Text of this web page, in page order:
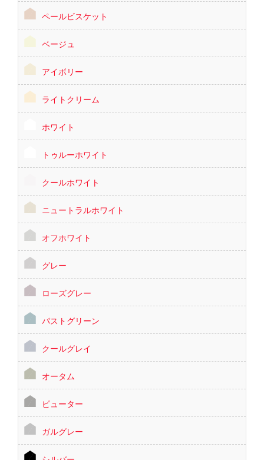
ペールビスケット
ベージュ
アイボリー
ライトクリーム
ホワイト
トゥルーホワイト
クールホワイト
ニュートラルホワイト
オフホワイト
グレー
ローズグレー
パストグリーン
クールグレイ
オータム
ピューター
ガルグレー